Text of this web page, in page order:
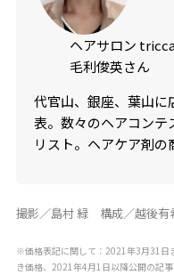
ヘアサロン
毛利俊英さん
代官山、銀座、葉山に
表。数々のヘアコンテ
リスト。ヘアケア剤
活躍。毛利さんがい
ページをチェック。ア
http://www.tricca-
撮影／島村 緑 構成／越後有
※価格表記に関して：2021年3月31日
き価格、2021年4月1日以降公開の記事